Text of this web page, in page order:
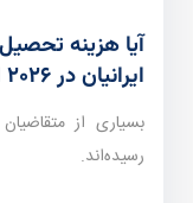
آیا هزینه
ایرانیان در ۲۰۲۶ امکان‌پذیر است؟
رسیده‌اند.